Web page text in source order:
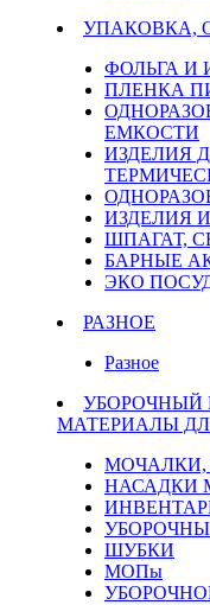
УПАКОВКА,
ФОЛЬГА И
ПЛЕНКА
ЕМКОСТИ
ИЗДЕЛИЯ
ИЗДЕЛИЯ
ШПАГАТ,
БАРНЫЕ
ЭКО
РАЗНОЕ
Разное
УБОРОЧНЫЙ
МАТЕРИАЛЫ
МОЧАЛКИ,
НАСАДКИ
ШУБКИ
МОПы